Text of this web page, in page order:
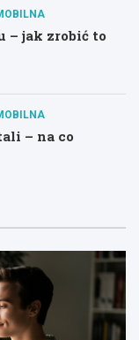
– jak zrobić to
– na co